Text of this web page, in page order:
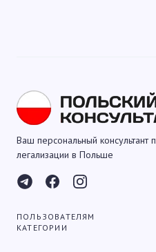
Ваш персональный консультант
легализации в Польше
ПОЛЬЗОВАТЕЛЯМ
КАТЕГОРИИ